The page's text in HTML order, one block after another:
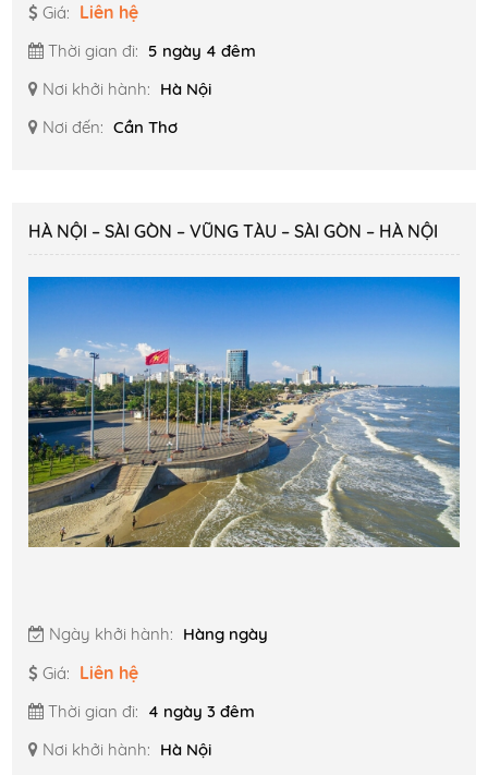
Giá: Liên hệ
Thời gian đi: 5 ngày 4 đêm
Nơi khởi hành: Hà Nội
Nơi đến: Cần Thơ
HÀ NỘI – SÀI GÒN – VŨNG TÀU – SÀI GÒN – HÀ NỘI
Ngày khởi hành: Hàng ngày
Giá: Liên hệ
Thời gian đi: 4 ngày 3 đêm
Nơi khởi hành: Hà Nội